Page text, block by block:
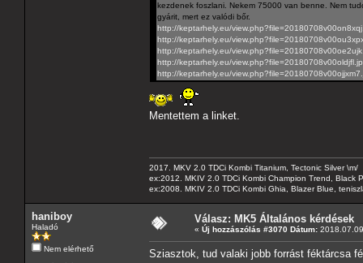
kezdenek foszlani. Nekem 75000 van benne. Nem
gyárit, mert ez valódi bőr.
http://keptarhely.eu/
http://keptarhely.eu/
http://keptarhely.eu/
http://keptarhely.eu/
http://keptarhely.eu/
Mentettem a linket.
2017. MKV 2.0 TDCi Kombi Titanium, Tectonic Silver \m/
ex:2012. MKIV 2.0 TDCi Kombi Champion Trend, Black
ex:2008. MKIV 2.0 TDCi Kombi Ghia, Blazer Blue,
haniboy
Haladó
Nem elérhető
Válasz: MK5 Általános kérdések
« Új hozzászólás #3070 Dátum:
Sziasztok, tud valaki jobb forrást féktárcsa